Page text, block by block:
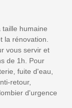
taille humaine
la rénovation.
vous servir et
de 1h. Pour
fuite d'eau,
retour,
d'urgence